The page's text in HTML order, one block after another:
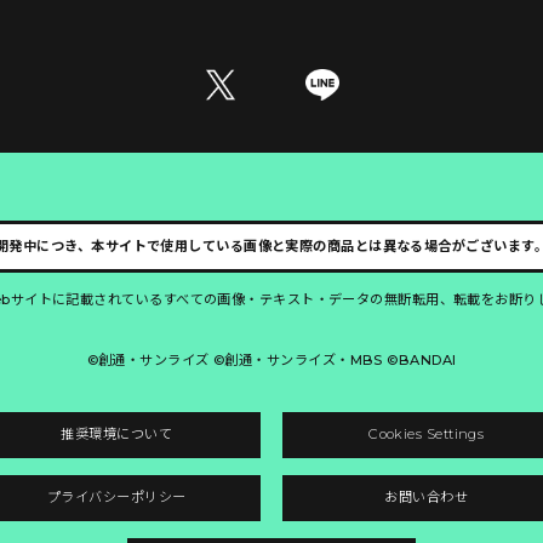
発中につき、本サイトで使用している画像と実際の商品とは異なる場合がございます。
サイトに記載されているすべての画像・テキスト・データの無断転用、転載をお断り
©創通・サンライズ ©創通・サンライズ・MBS ©BANDAI
推奨環境について Cookies Settings
プライバシーポリシー お問い合わせ